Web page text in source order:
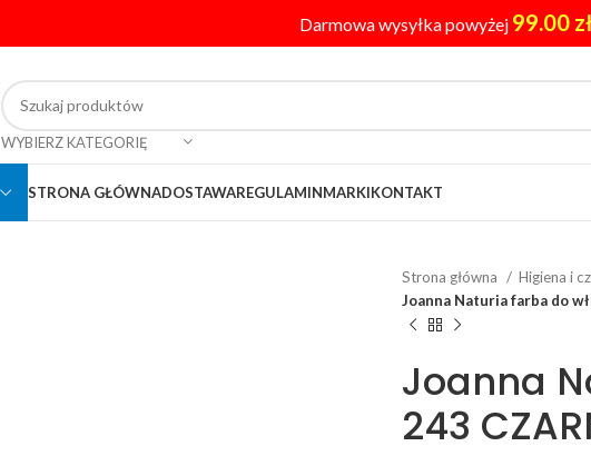
Darmowa wysyłka powyżej 99.00
WYBIERZ KATEGORIĘ
STRONA GŁÓWNADOSTAWAREGULAMINMARKIKONTAKT
Strona główna Higiena i
Joanna Naturia farba do
Joanna
243